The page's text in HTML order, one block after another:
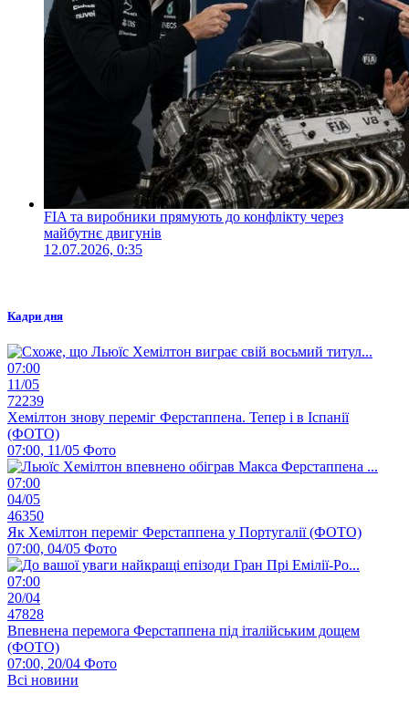
FIA та виробники прямують до конфлікту через
майбутнє двигунів
12.07.2026, 0:35
Кадри дня
07:00
11/05
72239
Хемілтон знову переміг Ферстаппена. Тепер і в Іспанії
(ФОТО)
07:00, 11/05 Фото
07:00
04/05
46350
Як Хемілтон переміг Ферстаппена у Португалії (ФОТО)
07:00, 04/05 Фото
07:00
20/04
47828
Впевнена перемога Ферстаппена під італійським дощем
(ФОТО)
07:00, 20/04 Фото
Всі новини